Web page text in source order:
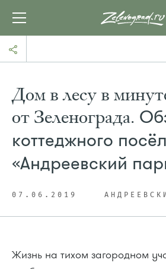
Дом в лесу в
от Зеленограда.
коттеджного
«Андреевский
07.06.2019
Жизнь на тихом загородном